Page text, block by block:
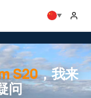
S20，我来
问